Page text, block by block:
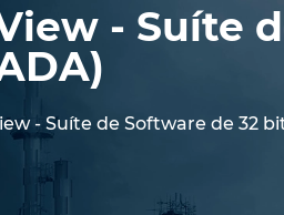
- Suíte
- Suíte de Software de 32